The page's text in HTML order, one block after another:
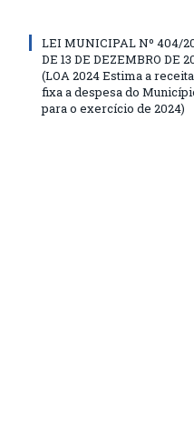
LEI MUNICIPAL Nº 404/
DE 13 DE DEZEMBRO DE
(LOA 2024 Estima a
fixa a despesa do
para o exercício de 2024)